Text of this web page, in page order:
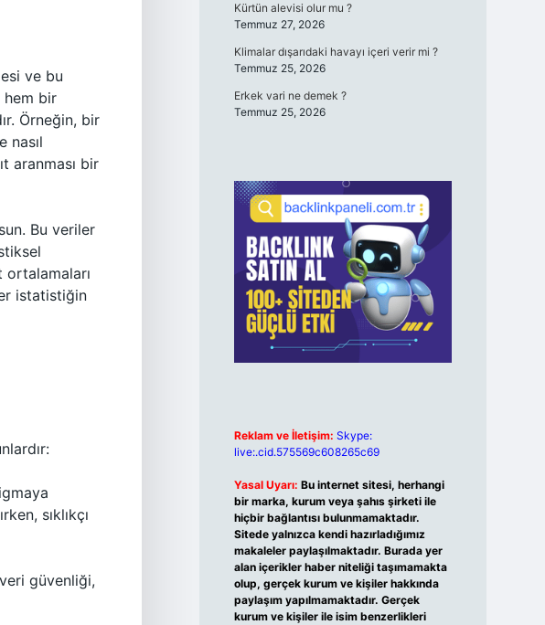
ve bu
hem bir
Örneğin, bir
nasıl
aranması bir
Bu veriler
istatistiğin
sıklıkçı
güvenliği,
Kürtün alevisi olur mu ?
Temmuz 27, 2026
Klimalar dışarıdaki havayı içeri verir mi ?
Temmuz 25, 2026
Erkek vari ne demek ?
Temmuz 25, 2026
Reklam ve İletişim: Skype:
live:.cid.575569c608265c69
Yasal Uyarı: Bu internet sitesi, herhangi
bir marka, kurum veya şahıs şirketi ile
hiçbir bağlantısı bulunmamaktadır.
Sitede yalnızca kendi hazırladığımız
makaleler paylaşılmaktadır. Burada yer
alan içerikler haber niteliği taşımamakta
olup, gerçek kurum ve kişiler hakkında
paylaşım yapılmamaktadır. Gerçek
kurum ve kişiler ile isim benzerlikleri